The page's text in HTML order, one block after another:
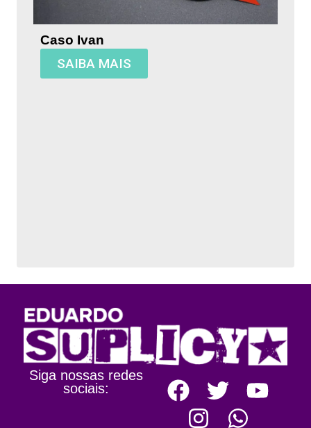
Caso Ivan
SAIBA MAIS
Siga nossas redes
sociais: